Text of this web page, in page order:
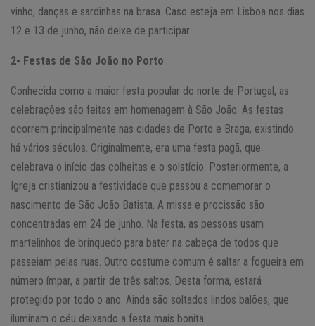
vinho, danças e sardinhas na brasa. Caso esteja em Lisboa nos dias
12 e 13 de junho, não deixe de participar.
2- Festas de São João no Porto
Conhecida como a maior festa popular do norte de Portugal, as
celebrações são feitas em homenagem à São João. As festas
ocorrem principalmente nas cidades de Porto e Braga, existindo
há vários séculos. Originalmente, era uma festa pagã, que
celebrava o início das colheitas e o solstício. Posteriormente, a
Igreja cristianizou a festividade que passou a comemorar o
nascimento de São João Batista. A missa e procissão são
concentradas em 24 de junho. Na festa, as pessoas usam
martelinhos de brinquedo para bater na cabeça de todos que
passeiam pelas ruas. Outro costume comum é saltar a fogueira em
número ímpar, a partir de três saltos. Desta forma, estará
protegido por todo o ano. Ainda são soltados lindos balões, que
iluminam o céu deixando a festa mais bonita.